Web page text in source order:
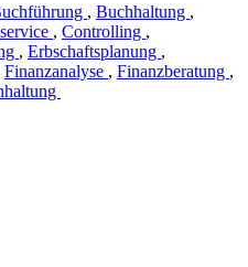
, Buchhaltung ,
, Controlling ,
, Erbschaftsplanung ,
Finanzanalyse , Finanzberatung ,